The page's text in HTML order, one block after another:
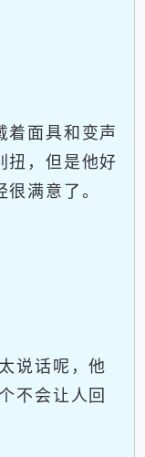
着面具和变声
扭，但是他好
满意了。
说话呢，他
不会让人回